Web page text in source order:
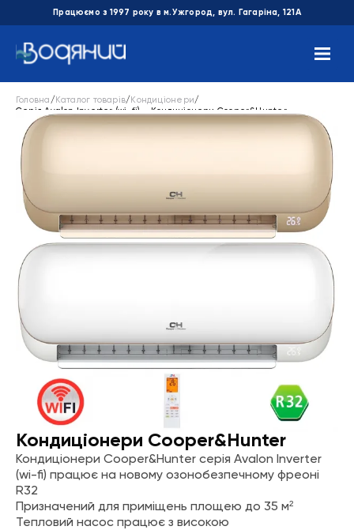
Працюємо з 1997 року в м.Ужгород, вул. Гагаріна, 121А
Головна / Каталог товарів/ Кондиціонери/
Серія Avalon Inverter (wi-fi) – Кондиціонери Cooper&Hunter
Серія Avalon Inverter (wi-fi) –
Кондиціонери Cooper&Hunter
Кондиціонери Cooper&Hunter серія Avalon Inverter
(wi-fi) працює на новому озонобезпечному фреоні
R32
Призначений для приміщень площею до 35 м²
Тепловий насос працює з високою